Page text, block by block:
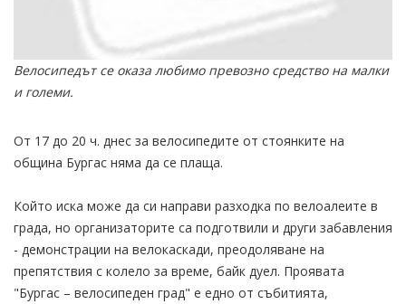
Велосипедът се оказа любимо превозно средство на малки
и големи.
От 17 до 20 ч. днес за велосипедите от стоянките на
община Бургас няма да се плаща.
Който иска може да си направи разходка по велоалеите в
града, но организаторите са подготвили и други забавления
- демонстрации на велокаскади, преодоляване на
препятствия с колело за време, байк дуел. Проявата
"Бургас – велосипеден град" е едно от събитията,